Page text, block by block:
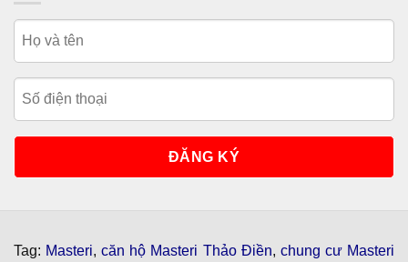
Tag: Masteri,căn hộ Masteri Thảo Điền, chung cư Masteri